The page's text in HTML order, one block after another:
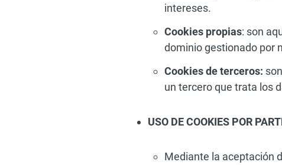
intereses.
Cookies propias: son
dominio gestionado por
Cookies de terceros:
un tercero que trata los
USO DE COOKIES POR
Mediante la aceptación